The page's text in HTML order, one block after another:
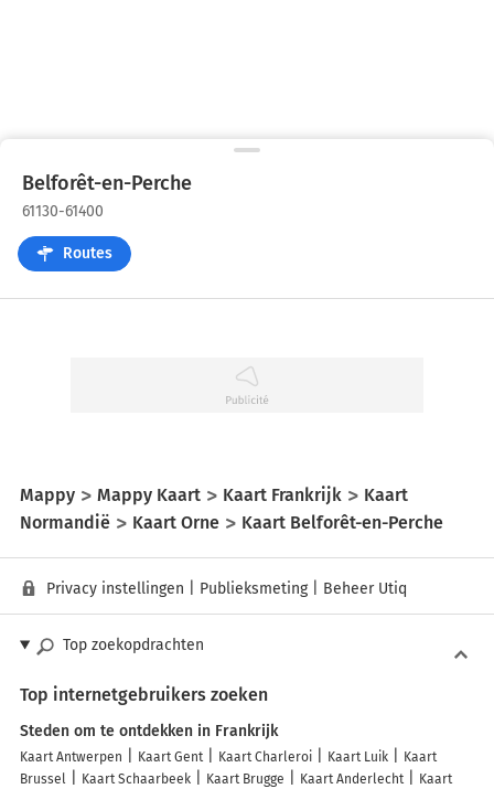
Belforêt-en-Perche
61130-61400
Routes
Mappy Mappy Kaart Kaart Frankrijk
Kaart
Normandië
Kaart Orne Kaart Belforêt-en-Perche
Privacy instellingen Publieksmeting| Beheer Utiq
Top zoekopdrachten
Top internetgebruikers zoeken
Steden om te ontdekken in Frankrijk
Kaart Antwerpen Kaart Gent Kaart Charleroi Kaart Luik
Kaart
Brussel
Kaart Schaarbeek Kaart Brugge Kaart Anderlecht
Kaart